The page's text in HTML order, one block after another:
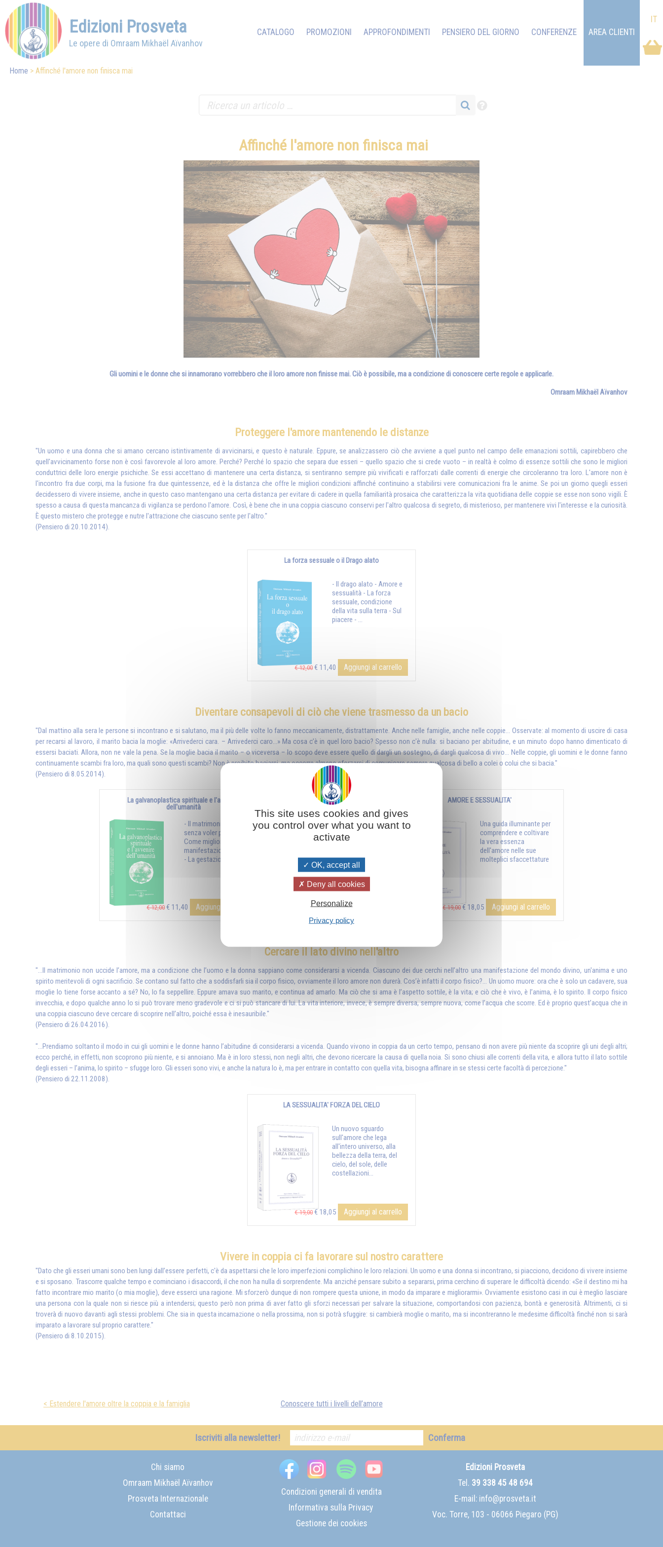
Edizioni Prosveta
Le opere di Omraam Mikhaël Aïvanhov
CATALOGO PROMOZIONI APPROFONDIMENTI PENSIERO DEL GIORNO CONFERENZE AREA CLIENTI
IT
Home Affinché l'amore non finisca mai
Affinché l'amore non finisca mai
Gli uomini e le donne che si innamorano vorrebbero che il loro amore non finisse mai. Ciò è possibile, ma a condizione di conoscere certe regole e applicarle.
Omraam Mikhaël Aïvanhov
Proteggere l'amore mantenendo le distanze
"Un uomo e una donna che si amano cercano istintivamente di avvicinarsi, e questo è naturale. Eppure, se analizzassero ciò che avviene a quel punto nel campo delle emanazioni sottili, capirebbero che
quell'avvicinamento forse non è così favorevole al loro amore. Perché? Perché lo spazio che separa due esseri – quello spazio che si crede vuoto – in realtà è colmo di essenze sottili che sono le migliori
conduttrici delle loro energie psichiche. Se essi accettano di mantenere una certa distanza, si sentiranno sempre più vivificati e rafforzati dalle correnti di energie che circoleranno tra loro. L'amore non è
l'incontro fra due corpi, ma la fusione fra due quintessenze, ed è la distanza che offre le migliori condizioni affinché continuino a stabilirsi vere comunicazioni fra le anime. Se poi un giorno quegli esseri
decidessero di vivere insieme, anche in questo caso mantengano una certa distanza per evitare di cadere in quella familiarità prosaica che caratterizza la vita quotidiana delle coppie se esse non sono vigili. È
spesso a causa di questa mancanza di vigilanza se perdono l'amore. Così, è bene che in una coppia ciascuno conservi per l'altro qualcosa di segreto, di misterioso, per mantenere vivi l'interesse e la curiosità.
È questo mistero che protegge e nutre l'attrazione che ciascuno sente per l'altro."
(Pensiero di 20.10.2014).
La forza sessuale o il Drago alato
- Il drago alato - Amore e
sessualità - La forza
sessuale, condizione
della vita sulla terra - Sul
piacere - ...
€ 12,00 € 11,40 Aggiungi al carrello
Diventare consapevoli di ciò che viene trasmesso da un bacio
"Dal mattino alla sera le persone si incontrano e si salutano, ma il più delle volte lo fanno meccanicamente, distrattamente. Anche nelle famiglie, anche nelle coppie… Osservate: al momento di uscire di casa
per recarsi al lavoro, il marito bacia la moglie: «Arrivederci cara. – Arrivederci caro…» Ma cosa c’è in quel loro bacio? Spesso non c'è nulla: si baciano per abitudine, e un minuto dopo hanno dimenticato di
essersi baciati. Allora, non ne vale la pena. Se la moglie bacia il marito – o viceversa – lo scopo deve essere quello di dargli un sostegno, di dargli qualcosa di vivo... Nelle coppie, gli uomini e le donne fanno
continuamente scambi fra loro, ma quali sono questi scambi? Non è proibito baciarsi, ma occorre almeno sforzarsi di comunicare sempre qualcosa di bello a colei o colui che si bacia."
(Pensiero di 8.05.2014).
La galvanoplastica spirituale e l'avvenire
dell'umanità
- Il matrimonio - Amare
senza voler possedere -
Come migliorare le
manifestazioni dell'amore
- La gestazione - ...
€ 12,00 € 11,40 Aggiungi al carrello
AMORE E SESSUALITA'
Una guida illuminante per
comprendere e coltivare
la vera essenza
dell'amore nelle sue
molteplici sfaccettature
€ 19,00 € 18,05 Aggiungi al carrello
Cercare il lato divino nell'altro
"...Il matrimonio non uccide l’amore, ma a condizione che l’uomo e la donna sappiano come considerarsi a vicenda. Ciascuno dei due cerchi nell’altro una manifestazione del mondo divino, un'anima e uno
spirito meritevoli di ogni sacrificio. Se contano sul fatto che a soddisfarli sia il corpo fisico, ovviamente il loro amore non durerà. Cos’è infatti il corpo fisico?... Un uomo muore: ora che è solo un cadavere, sua
moglie lo tiene forse accanto a sé? No, lo fa seppellire. Eppure amava suo marito, e continua ad amarlo. Ma ciò che si ama è l’aspetto sottile, è la vita; e ciò che è vivo, è l’anima, è lo spirito. Il corpo fisico
invecchia, e dopo qualche anno lo si può trovare meno gradevole e ci si può stancare di lui. La vita interiore, invece, è sempre diversa, sempre nuova, come l’acqua che scorre. Ed è proprio quest’acqua che in
una coppia ciascuno deve cercare di scoprire nell’altro, poiché essa è inesauribile."
(Pensiero di 26.04.2016).
"...Prendiamo soltanto il modo in cui gli uomini e le donne hanno l’abitudine di considerarsi a vicenda. Quando vivono in coppia da un certo tempo, pensano di non avere più niente da scoprire gli uni degli altri;
ecco perché, in effetti, non scoprono più niente, e si annoiano. Ma è in loro stessi, non negli altri, che devono ricercare la causa di quella noia. Si sono chiusi alle correnti della vita, e allora tutto il lato sottile
degli esseri – l’anima, lo spirito – sfugge loro. Gli esseri sono vivi, e anche la natura lo è, ma per entrare in contatto con quella vita, bisogna affinare in se stessi certe facoltà di percezione."
(Pensiero di 22.11.2008).
LA SESSUALITA' FORZA DEL CIELO
Un nuovo sguardo
sull'amore che lega
all'intero universo, alla
bellezza della terra, del
cielo, del sole, delle
costellazioni...
€ 19,00 € 18,05 Aggiungi al carrello
Vivere in coppia ci fa lavorare sul nostro carattere
"Dato che gli esseri umani sono ben lungi dall’essere perfetti, c'è da aspettarsi che le loro imperfezioni complichino le loro relazioni. Un uomo e una donna si incontrano, si piacciono, decidono di vivere insieme
e si sposano. Trascorre qualche tempo e cominciano i disaccordi, il che non ha nulla di sorprendente. Ma anziché pensare subito a separarsi, prima cerchino di superare le difficoltà dicendo: «Se il destino mi ha
fatto incontrare mio marito (o mia moglie), deve esserci una ragione. Mi sforzerò dunque di non rompere questa unione, in modo da imparare e migliorarmi». Ovviamente esistono casi in cui è meglio lasciare
una persona con la quale non si riesce più a intendersi; questo però non prima di aver fatto gli sforzi necessari per salvare la situazione, comportandosi con pazienza, bontà e generosità. Altrimenti, ci si
troverà di nuovo davanti agli stessi problemi. Che sia in questa incarnazione o nella prossima, non si potrà sfuggire: si cambierà moglie o marito, ma si incontreranno le medesime difficoltà finché non si sarà
imparato a lavorare sul proprio carattere."
(Pensiero di 8.10.2015).
< Estendere l'amore oltre la coppia e la famiglia Conoscere tutti i livelli dell’amore
Iscriviti alla newsletter! Conferma
Chi siamo
Omraam Mikhaël Aïvanhov
Prosveta Internazionale
Contattaci
Condizioni generali di vendita
Informativa sulla Privacy
Gestione dei cookies
Edizioni Prosveta
Tel. 39 338 45 48 694
E-mail: info@prosveta.it
Voc. Torre, 103 - 06066 Piegaro (PG)
This site uses cookies and gives
you control over what you want to
activate
OK, accept all
Deny all cookies
Personalize
Privacy policy